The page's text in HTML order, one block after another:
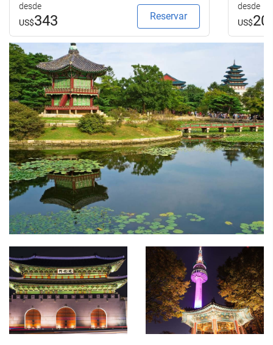
desde
US$343 Reservar
desde
US$